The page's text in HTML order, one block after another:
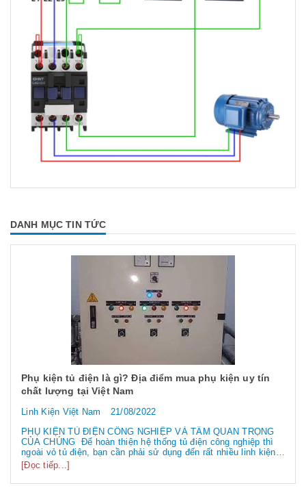
DANH MỤC TIN TỨC
Phụ kiện tủ điện là gì? Địa điểm mua phụ kiện uy tín
chất lượng tại Việt Nam
Linh Kiện Việt Nam
21/08/2022
PHỤ KIỆN TỦ ĐIỆN CÔNG NGHIỆP VÀ TẦM QUAN TRỌNG
CỦA CHÚNG Để hoàn thiện hệ thống tủ điện công nghiệp thì
ngoài vỏ tủ điện, bạn cần phải sử dụng đến rất nhiều linh kiện
tủ điện công nghiệp khác nhau. Vậy các loại phụ kiện tủ điện
công nghiệp bao gồm những gì? Chúng có tác dụng như thế
nào hãy...
[Đọc tiếp...]